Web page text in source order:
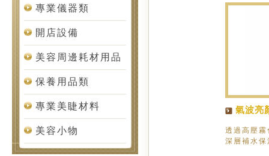
專業儀器類
開店設備
美容周邊耗材用品
保養用品類
專業美睫材料
美容小物
氣波亮
透過高壓
深層補水